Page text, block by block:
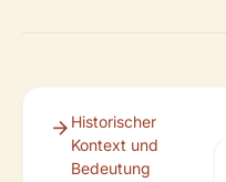
Historischer
Kontext und
Bedeutung